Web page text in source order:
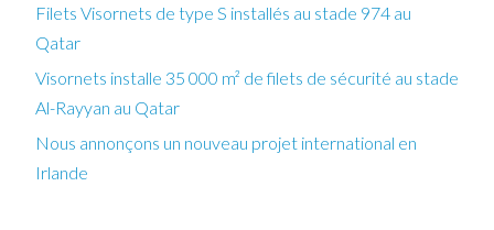
Filets Visornets de type S installés au stade 974 au
Qatar
Visornets installe 35 000 m² de filets de sécurité au stade
Al-Rayyan au Qatar
Nous annonçons un nouveau projet international en
Irlande